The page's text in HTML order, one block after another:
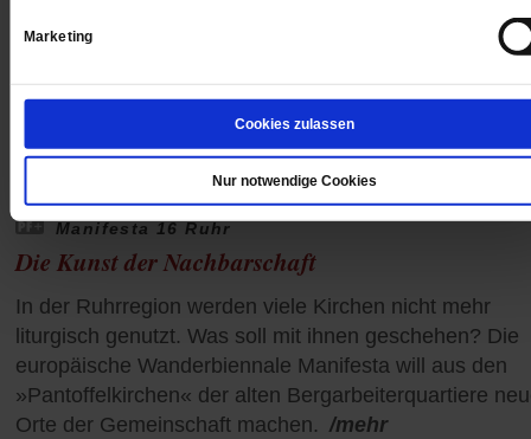
Marketing
Cookies zulassen
Nur notwendige Cookies
Manifesta 16 Ruhr
Die Kunst der Nachbarschaft
In der Ruhrregion werden viele Kirchen nicht mehr
liturgisch genutzt. Was soll mit ihnen geschehen? Die
europäische Wanderbiennale Manifesta will aus den
»Pantoffelkirchen« der alten Bergarbeiterquartiere
Orte der Gemeinschaft machen. /mehr